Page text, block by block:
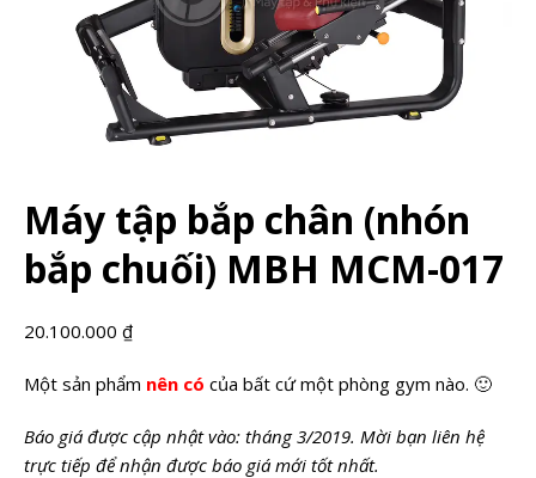
Máy tập bắp chân (nhón
bắp chuối) MBH MCM-017
20.100.000 ₫
Một sản phẩm nên có của bất cứ một phòng gym nào. 🙂
Báo giá được cập nhật vào: tháng 3/2019. Mời bạn liên hệ
trực tiếp để nhận được báo giá mới tốt nhất.